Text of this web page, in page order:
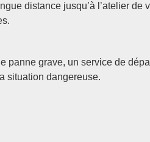
distance jusqu’à l’atelier de
panne grave, un service de
situation dangereuse.